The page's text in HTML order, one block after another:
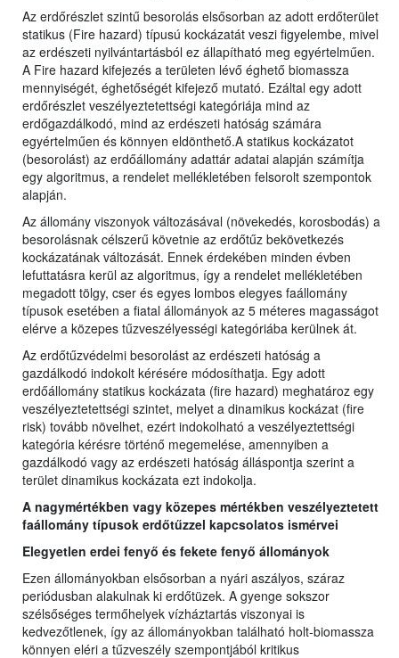
Az erdőrészlet szintű besorolás elsősorban az adott erdőterület
statikus (Fire hazard) típusú kockázatát veszi figyelembe, mivel
az erdészeti nyilvántartásból ez állapítható meg egyértelműen.
A Fire hazard kifejezés a területen lévő éghető biomassza
mennyiségét, éghetőségét kifejező mutató. Ezáltal egy adott
erdőrészlet veszélyeztetettségi kategóriája mind az
erdőgazdálkodó, mind az erdészeti hatóság számára
egyértelműen és könnyen eldönthető.A statikus kockázatot
(besorolást) az erdőállomány adattár adatai alapján számítja
egy algoritmus, a rendelet mellékletében felsorolt szempontok
alapján.
Az állomány viszonyok változásával (növekedés, korosbodás) a
besorolásnak célszerű követnie az erdőtűz bekövetkezés
kockázatának változását. Ennek érdekében minden évben
lefuttatásra kerül az algoritmus, így a rendelet mellékletében
megadott tölgy, cser és egyes lombos elegyes faállomány
típusok esetében a fiatal állományok az 5 méteres magasságot
elérve a közepes tűzveszélyességi kategóriába kerülnek át.
Az erdőtűzvédelmi besorolást az erdészeti hatóság a
gazdálkodó indokolt kérésére módosíthatja. Egy adott
erdőállomány statikus kockázata (fire hazard) meghatároz egy
veszélyeztetettségi szintet, melyet a dinamikus kockázat (fire
risk) tovább növelhet, ezért indokolható a veszélyeztettségi
kategória kérésre történő megemelése, amennyiben a
gazdálkodó vagy az erdészeti hatóság álláspontja szerint a
terület dinamikus kockázata ezt indokolja.
A nagymértékben vagy közepes mértékben veszélyeztetett
faállomány típusok erdőtűzzel kapcsolatos ismérvei
Elegyetlen erdei fenyő és fekete fenyő állományok
Ezen állományokban elsősorban a nyári aszályos, száraz
periódusban alakulnak ki erdőtüzek. A gyenge sokszor
szélsőséges termőhelyek vízháztartás viszonyai is
kedvezőtlenek, így az állományokban található holt-biomassza
könnyen eléri a tűzveszély szempontjából kritikus